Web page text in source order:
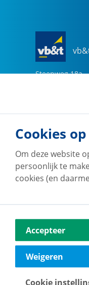
Steenweg 18a
Naar
Vestdijk 180
5611 CZ
040-2696949
Cookies
Om deze website
persoonlijk te
cookies (en
Accepteer
Weigeren
Cookie